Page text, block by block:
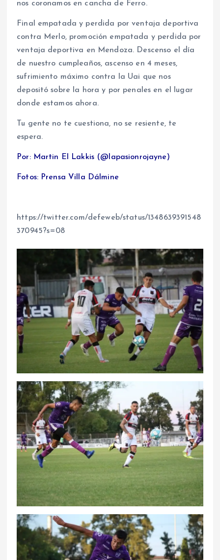
nos coronamos en cancha de Ferro.
Final empatada y perdida por ventaja deportiva
contra Merlo, promoción empatada y perdida por
ventaja deportiva en Mendoza. Descenso el día
de nuestro cumpleaños, ascenso en 4 meses,
sufrimiento máximo contra la Uai que nos
depositó sobre la hora y por penales en el lugar
donde estamos ahora.
Tu gente no te cuestiona, no se resiente, te
espera.
Por: Martin El Lakkis (@lapasionrojayne)
Fotos: Prensa Villa Dálmine
https://twitter.com/defeweb/status/1348639391548
370945?s=08